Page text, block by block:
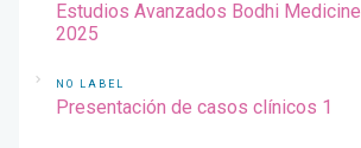
Estudios Avanzados Bodhi Medicine
2025
NO LABEL
Presentación de casos clínicos 1